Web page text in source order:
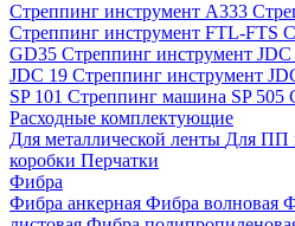
Стреппинг инструмент A333
Стреппинг инструмент FTL-FTS
GD35 Стреппинг инструмент JDC
JDC 19 Стреппинг инструмент
SP 101 Стреппинг машина SP 505
Расходные комплектующие
Для металлической ленты Для ПП
коробки Перчатки
Фибра
Фибра анкерная Фибра волновая